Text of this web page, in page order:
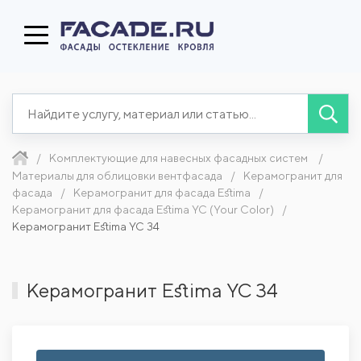
Комплектующие для навесных фасадных систем
Материалы для облицовки вентфасада
Керамогранит для
фасада
Керамогранит для фасада Estima
Керамогранит для фасада Estima YC (Your Color)
Керамогранит Estima YC 34
Керамогранит Estima YC 34